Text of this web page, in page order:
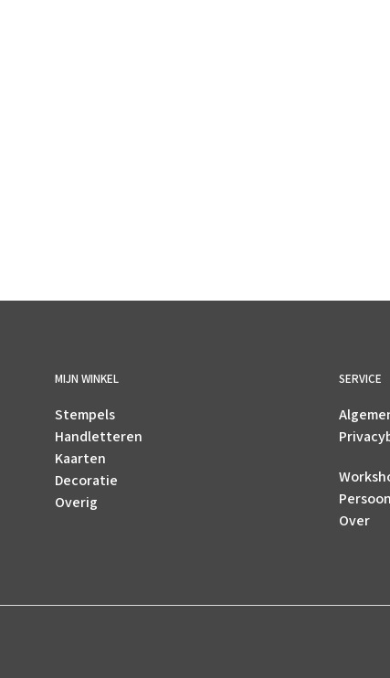
MIJN WINKEL
Stempels
Handletteren
Kaarten
Decoratie
Overig
SERVICE
Over